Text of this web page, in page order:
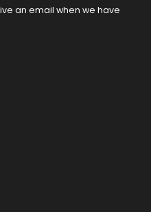
an email when we have